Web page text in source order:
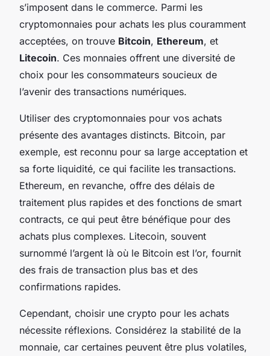
s’imposent dans le commerce. Parmi les
cryptomonnaies pour achats les plus couramment
acceptées, on trouve Bitcoin, Ethereum, et
Litecoin. Ces monnaies offrent une diversité de
choix pour les consommateurs soucieux de
l’avenir des transactions numériques.
Utiliser des cryptomonnaies pour vos achats
présente des avantages distincts. Bitcoin, par
exemple, est reconnu pour sa large acceptation et
sa forte liquidité, ce qui facilite les transactions.
Ethereum, en revanche, offre des délais de
traitement plus rapides et des fonctions de smart
contracts, ce qui peut être bénéfique pour des
achats plus complexes. Litecoin, souvent
surnommé l’argent là où le Bitcoin est l’or, fournit
des frais de transaction plus bas et des
confirmations rapides.
Cependant, choisir une crypto pour les achats
nécessite réflexions. Considérez la stabilité de la
monnaie, car certaines peuvent être plus volatiles,